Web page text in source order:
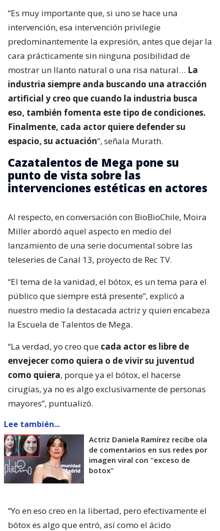
“Es muy importante que, si uno se hace una
intervención, esa intervención privilegie
predominantemente la expresión, antes que dejar la
cara prácticamente sin ninguna posibilidad de
mostrar un llanto natural o una risa natural… La
industria siempre anda buscando una atracción
artificial y creo que cuando la industria busca
eso, también fomenta este tipo de condiciones.
Finalmente, cada actor quiere defender su
espacio, su actuación”, señala Murath.
Cazatalentos de Mega pone su
punto de vista sobre las
intervenciones estéticas en actores
Al respecto, en conversación con BioBioChile, Moira
Miller abordó aquel aspecto en medio del
lanzamiento de una serie documental sobre las
teleseries de Canal 13, proyecto de Rec TV.
“El tema de la vanidad, el bótox, es un tema para el
público que siempre está presente”, explicó a
nuestro medio la destacada actriz y quien encabeza
la Escuela de Talentos de Mega.
“La verdad, yo creo que cada actor es libre de
envejecer como quiera o de vivir su juventud
como quiera, porque ya el bótox, el hacerse
cirugías, ya no es algo exclusivamente de personas
mayores”, puntualizó.
Lee también...
Actriz Daniela Ramírez recibe ola
de comentarios en sus redes por
imagen viral con "exceso de
botox"
“Yo en eso creo en la libertad, pero efectivamente el
bótox es algo que entró, así como el ácido